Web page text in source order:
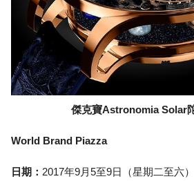
傑克寶Astronomia Solar
World Brand Piazza
日期： 2017年9月5至9日（星期二至六）